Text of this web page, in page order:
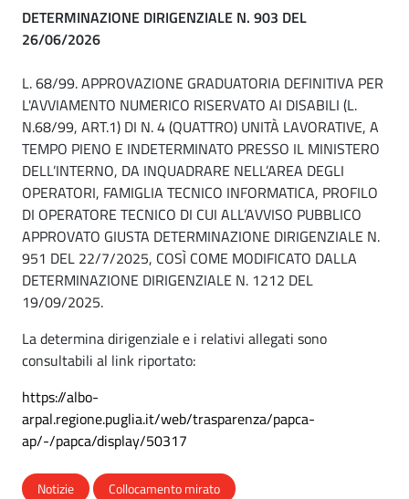
DETERMINAZIONE DIRIGENZIALE N. 903 DEL
26/06/2026
L. 68/99. APPROVAZIONE GRADUATORIA DEFINITIVA PER
L'AVVIAMENTO NUMERICO RISERVATO AI DISABILI (L.
N.68/99, ART.1) DI N. 4 (QUATTRO) UNITÀ LAVORATIVE, A
TEMPO PIENO E INDETERMINATO PRESSO IL MINISTERO
DELL’INTERNO, DA INQUADRARE NELL’AREA DEGLI
OPERATORI, FAMIGLIA TECNICO INFORMATICA, PROFILO
DI OPERATORE TECNICO DI CUI ALL’AVVISO PUBBLICO
APPROVATO GIUSTA DETERMINAZIONE DIRIGENZIALE N.
951 DEL 22/7/2025, COSÌ COME MODIFICATO DALLA
DETERMINAZIONE DIRIGENZIALE N. 1212 DEL
19/09/2025.
La determina dirigenziale e i relativi allegati sono
consultabili al link riportato:
https://albo-
arpal.regione.puglia.it/web/trasparenza/papca-
ap/-/papca/display/50317
Notizie Collocamento mirato